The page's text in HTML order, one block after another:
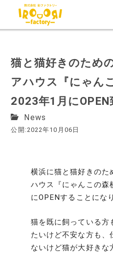
猫と猫好きのため
アハウス『にゃん
2023年1月にOPEN
News
公開:2022年10月06日
横浜に猫と猫好きのた
ハウス『にゃんこの
にOPENすることにな
猫を既に飼っている方
たいけど不安な方も、
ないけど猫が大好きな